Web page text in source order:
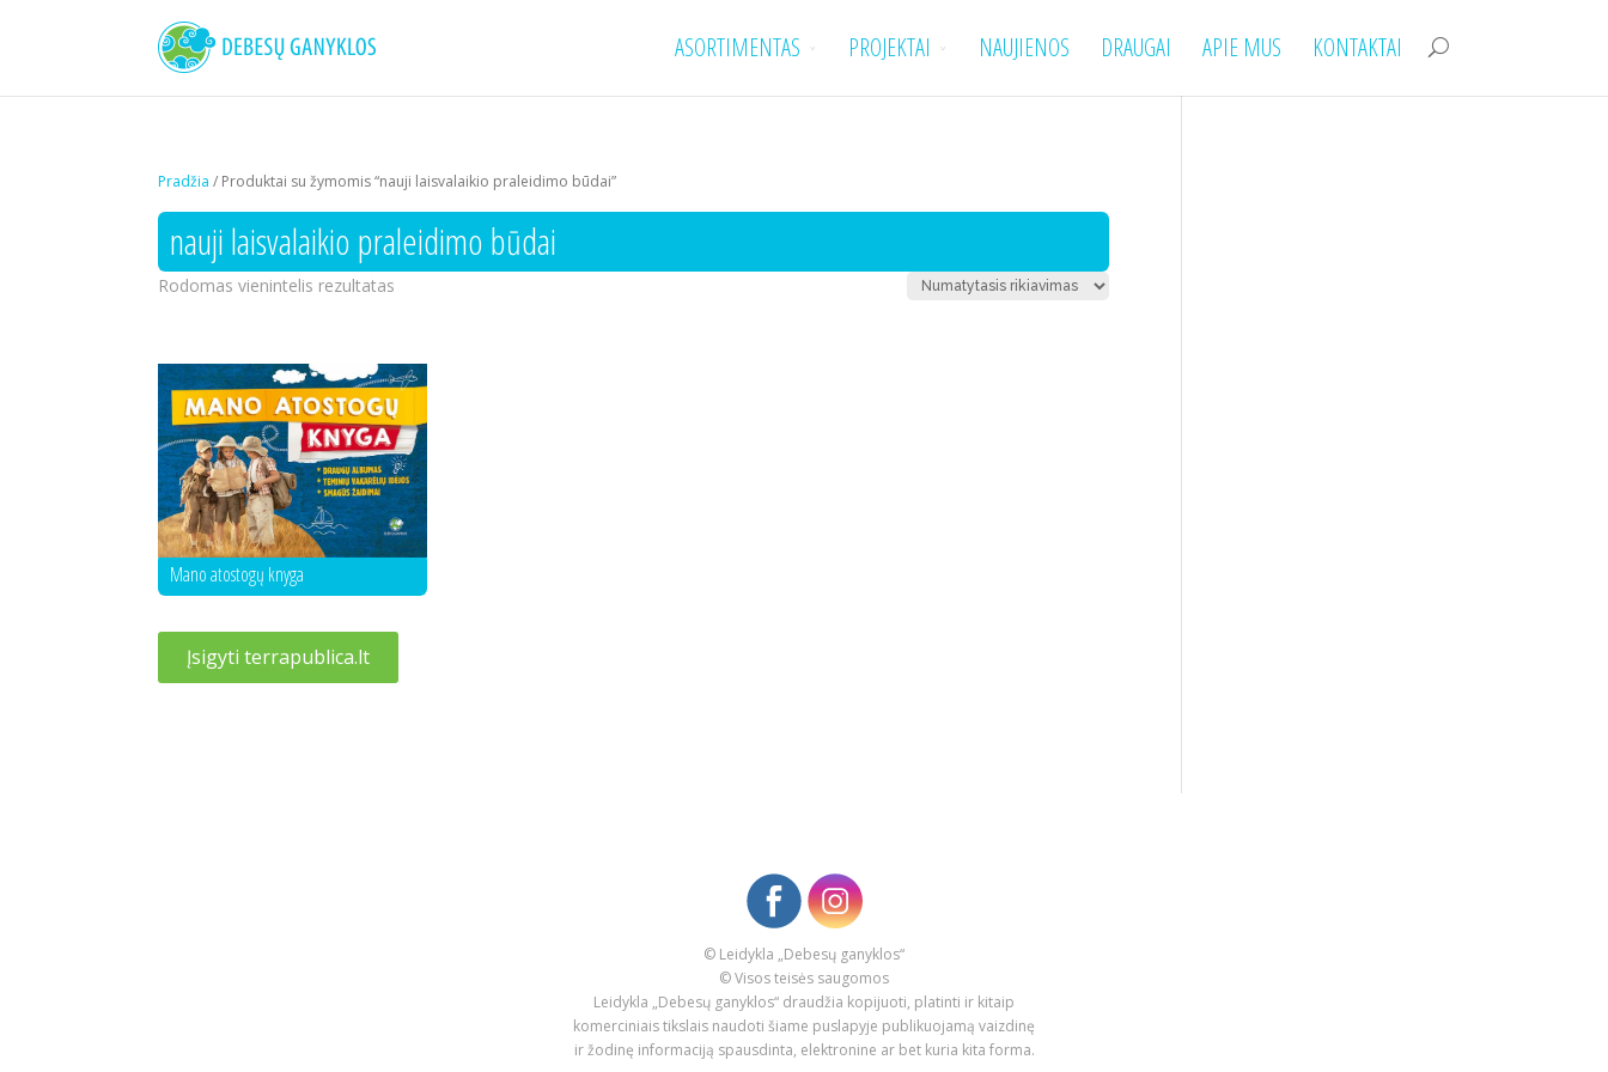
ASORTIMENTAS PROJEKTAI NAUJIENOS DRAUGAI APIE MUS KONTAKTAI
Pradžia / Produktai su žymomis “nauji laisvalaikio praleidimo būdai”
nauji laisvalaikio praleidimo būdai
Rodomas vienintelis rezultatas
Mano atostogų knyga
Įsigyti terrapublica.lt
© Leidykla „Debesų ganyklos“
© Visos teisės saugomos
Leidykla „Debesų ganyklos“ draudžia kopijuoti, platinti ir kitaip
komerciniais tikslais naudoti šiame puslapyje publikuojamą vaizdinę
ir žodinę informaciją spausdinta, elektronine ar bet kuria kita forma.